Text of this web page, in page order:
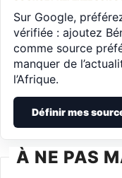
Sur Google,
vérifiée : ajoutez
comme source
manquer de
l’Afrique.
Définir mes
À NE PAS